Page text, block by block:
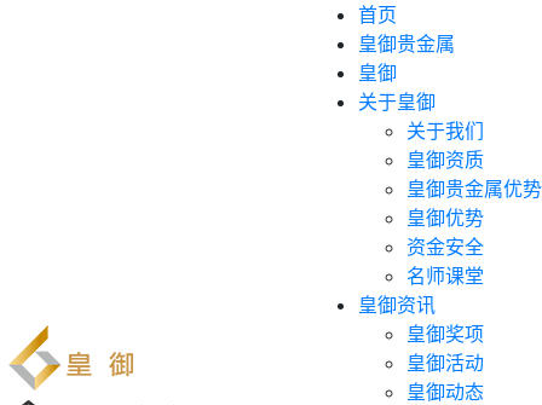
首页
皇御贵金属
皇御
关于皇御
关于我们
皇御资质
皇御贵金属优势
皇御优势
资金安全
名师课堂
皇御资讯
皇御奖项
皇御活动
皇御动态